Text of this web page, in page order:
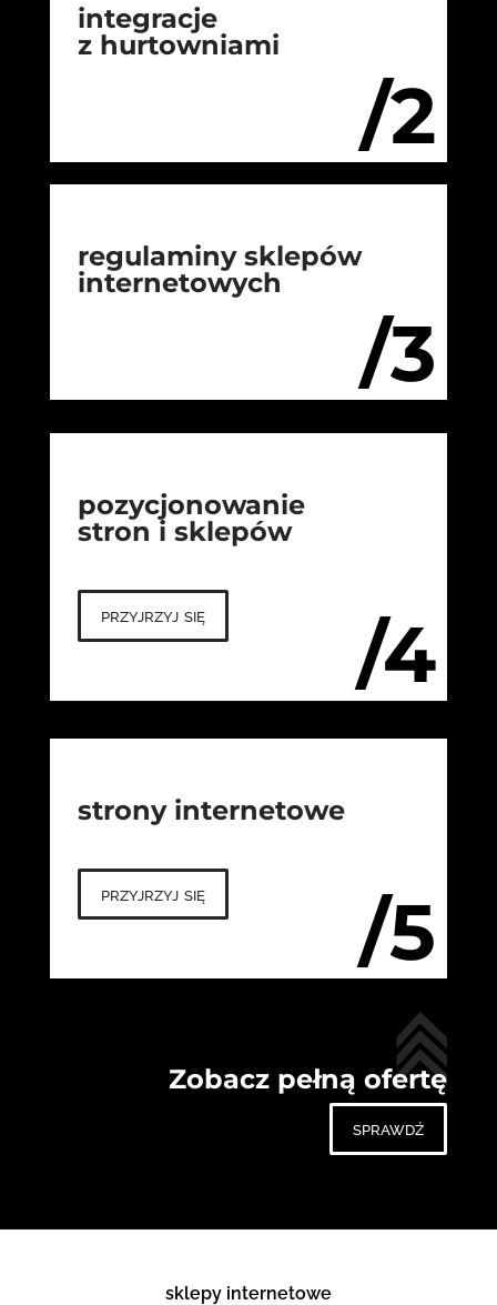
/2
integracje
z hurtowniami
/3
regulaminy sklepów
internetowych
/4
pozycjonowanie
stron i sklepów
przyjrzyj się
/5
strony internetowe
przyjrzyj się
Zobacz pełną ofertę
sprawdź
sklepy internetowe